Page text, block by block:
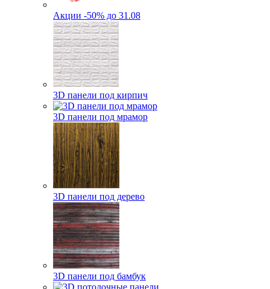
Акции -50% до 31.08
3D панели под кирпич
3D панели под мрамор
3D панели под дерево
3D панели под бамбук